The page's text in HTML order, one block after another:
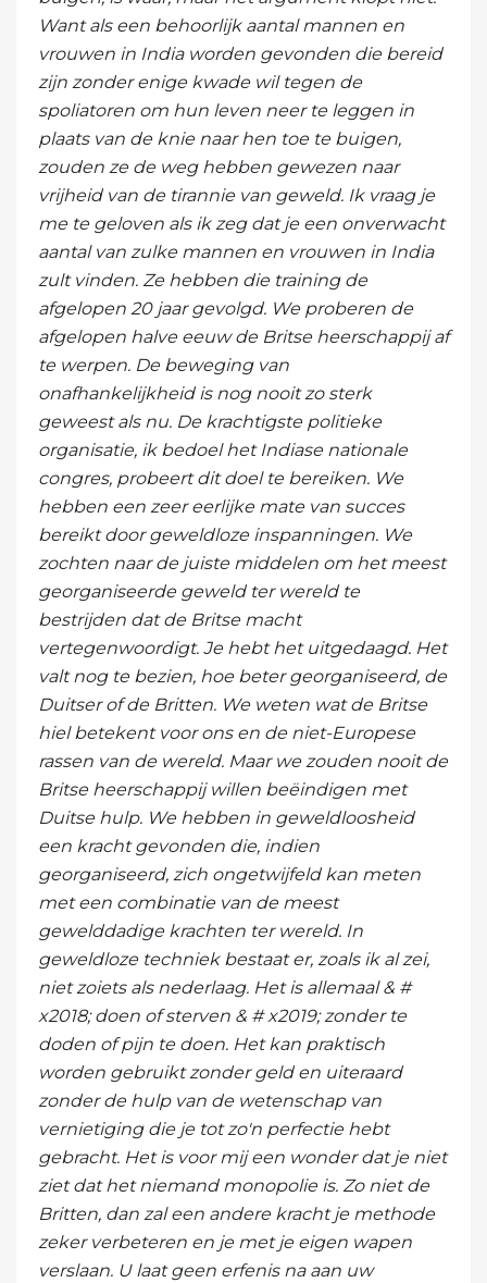
Want als een behoorlijk aantal mannen en
vrouwen in India worden gevonden die bereid
zijn zonder enige kwade wil tegen de
spoliatoren om hun leven neer te leggen in
plaats van de knie naar hen toe te buigen,
zouden ze de weg hebben gewezen naar
vrijheid van de tirannie van geweld. Ik vraag je
me te geloven als ik zeg dat je een onverwacht
aantal van zulke mannen en vrouwen in India
zult vinden. Ze hebben die training de
afgelopen 20 jaar gevolgd. We proberen de
afgelopen halve eeuw de Britse heerschappij af
te werpen. De beweging van
onafhankelijkheid is nog nooit zo sterk
geweest als nu. De krachtigste politieke
organisatie, ik bedoel het Indiase nationale
congres, probeert dit doel te bereiken. We
hebben een zeer eerlijke mate van succes
bereikt door geweldloze inspanningen. We
zochten naar de juiste middelen om het meest
georganiseerde geweld ter wereld te
bestrijden dat de Britse macht
vertegenwoordigt. Je hebt het uitgedaagd. Het
valt nog te bezien, hoe beter georganiseerd, de
Duitser of de Britten. We weten wat de Britse
hiel betekent voor ons en de niet-Europese
rassen van de wereld. Maar we zouden nooit de
Britse heerschappij willen beëindigen met
Duitse hulp. We hebben in geweldloosheid
een kracht gevonden die, indien
georganiseerd, zich ongetwijfeld kan meten
met een combinatie van de meest
gewelddadige krachten ter wereld. In
geweldloze techniek bestaat er, zoals ik al zei,
niet zoiets als nederlaag. Het is allemaal & #
x2018; doen of sterven & # x2019; zonder te
doden of pijn te doen. Het kan praktisch
worden gebruikt zonder geld en uiteraard
zonder de hulp van de wetenschap van
vernietiging die je tot zo'n perfectie hebt
gebracht. Het is voor mij een wonder dat je niet
ziet dat het niemand monopolie is. Zo niet de
Britten, dan zal een andere kracht je methode
zeker verbeteren en je met je eigen wapen
verslaan. U laat geen erfenis na aan uw